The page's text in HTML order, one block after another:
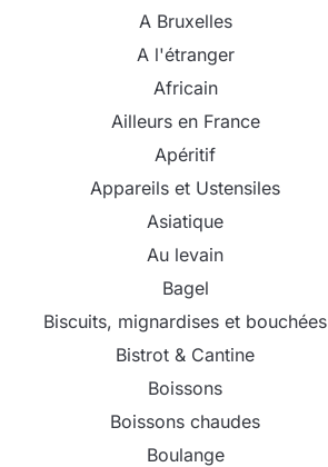
A Bruxelles
A l'étranger
Africain
Ailleurs en France
Apéritif
Appareils et Ustensiles
Asiatique
Au levain
Bagel
Biscuits, mignardises et bouchées
Bistrot & Cantine
Boissons
Boissons chaudes
Boulange